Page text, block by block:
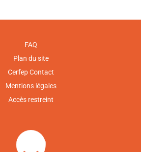
FAQ
Plan du site
Cerfep Contact
Mentions légales
Accès restreint